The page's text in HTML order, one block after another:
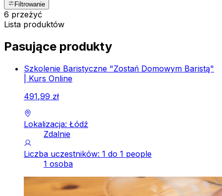
Filtrowanie
6 przeżyć
Lista produktów
Pasujące produkty
Szkolenie Baristyczne "Zostań Domowym Baristą"
| Kurs Online
491,99 zł
Lokalizacja: Łódź
Zdalnie
Liczba uczestników: 1 do 1 people
1 osoba